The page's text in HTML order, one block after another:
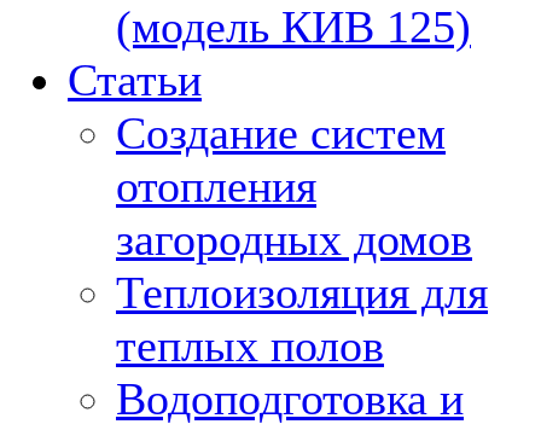
(модель КИВ 125)
Статьи
Создание систем
отопления
загородных домов
Теплоизоляция для
теплых полов
Водоподготовка и